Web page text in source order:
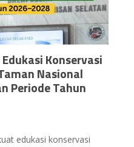
Konservasi
Nasional
Periode Tahun
edukasi konservasi